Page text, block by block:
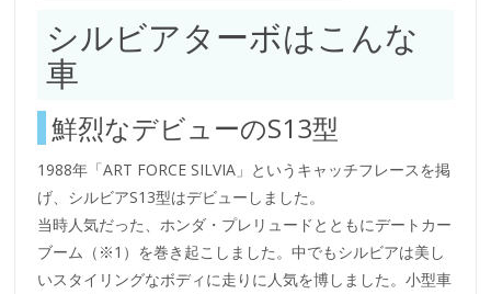
シルビアターボはこんな
車
鮮烈なデビューのS13型
1988年「ART FORCE SILVIA」というキャッチフレースを掲
げ、シルビアS13型はデビューしました。
当時人気だった、ホンダ・プレリュードとともにデートカー
ブーム（※1）を巻き起こしました。中でもシルビアは美し
いスタイリングなボディに走りに人気を博しました。小型車